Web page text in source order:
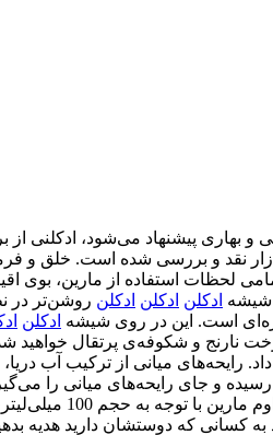
بهاری پیشنهاد می‌شود، ادکلنی از
لحظات استفاده از مارین،
شیشه ادکلن ادکلن ادکلن روشن‌تر در
است. این در روی شیشه ادکلن
نارنج و شکوفه‌ی پرتقال خواهید
رایحه‌های میانی از ترکیب آب
و جای رایحه‌های میانی را
توجه به حجم 100 میلی‌لیتری، بوی اقیانوسی و خنک، شیشه
به کسانی که دوستشان دارید هدیه